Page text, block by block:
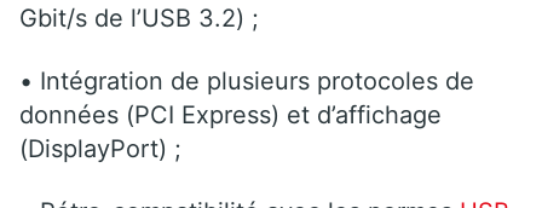
Gbit/s de l’USB 3.2) ;
• Intégration de plusieurs protocoles de
données (PCI Express) et d’affichage
(DisplayPort) ;